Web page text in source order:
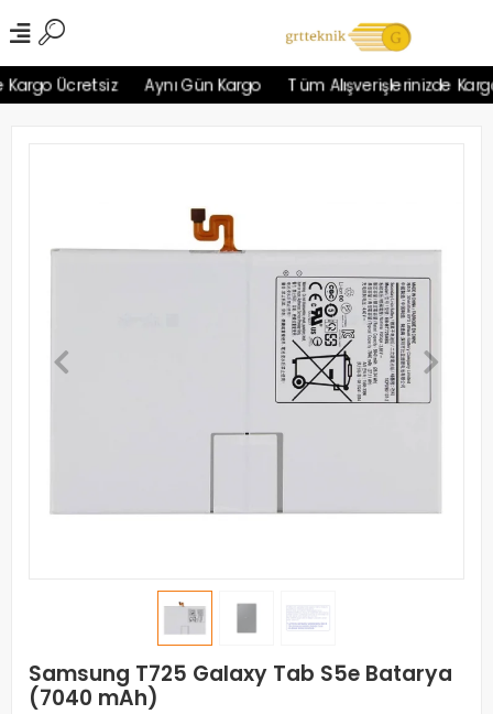
Ücretsiz Aynı Gün Kargo Tüm Alışverişlerinizde
Samsung T725 Galaxy Tab S5e Batarya
(7040 mAh)